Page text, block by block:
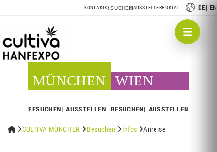
KONTAKT SUCHE AUSSTELLERPORTAL DE EN
MÜNCHEN
BESUCHEN AUSSTELLEN
WIEN
BESUCHEN AUSSTELLEN
 CULTIVA MÜNCHEN  Besuchen  Infos Anreise